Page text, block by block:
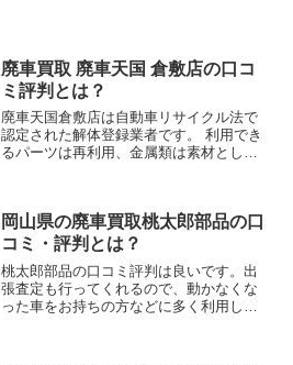
廃車買取 廃車天国 倉敷店の口コ
ミ評判とは？
廃車天国倉敷店は自動車リサイクル法で
認定された解体登録業者です。 利用でき
るパーツは再利用、金属類は素材として
じる利益をお客様に還元しているから、
どこよりも高く買い取りができるんで
岡山県の廃車買取桃太郎部品の口
コミ・評判とは？
桃太郎部品の口コミ評判は良いです。出
張査定も行ってくれるので、動かなくな
った車をお持ちの方などに多く利用して